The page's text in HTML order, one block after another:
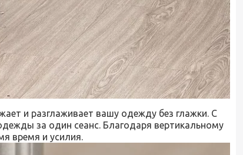
и разглаживает вашу одежду без глажки. С
за один сеанс. Благодаря вертикальному
время и усилия.